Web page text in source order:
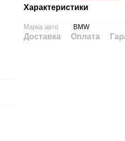
Характеристики
Марка авто BMW
Доставка Оплата